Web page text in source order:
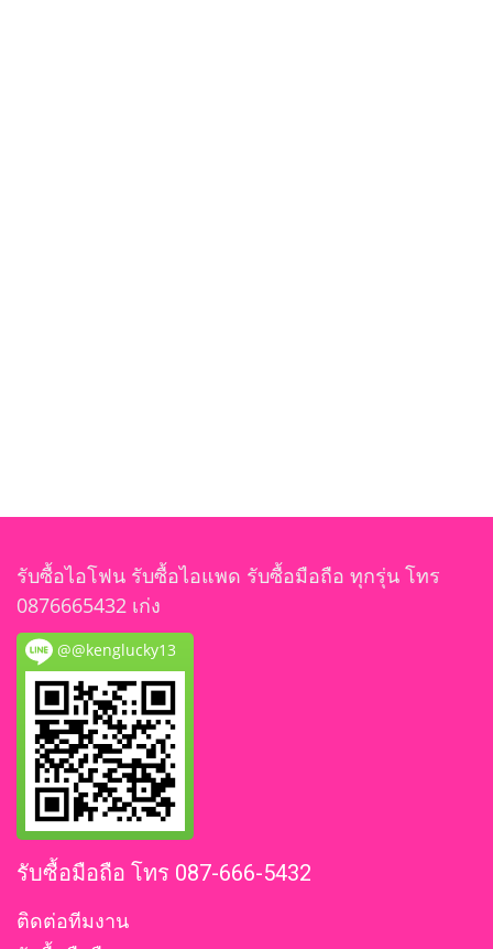
รับซื้อไอโฟน รับซื้อไอแพด รับซื้อมือถือ ทุกรุ่น โทร
0876665432 เก่ง
@@kenglucky13
รับซื้อมือถือ โทร 087-666-5432
ติดต่อทีมงาน